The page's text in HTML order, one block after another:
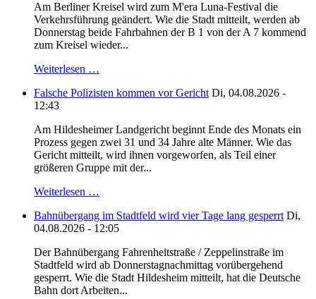
Am Berliner Kreisel wird zum M'era Luna-Festival die
Verkehrsführung geändert. Wie die Stadt mitteilt, werden ab
Donnerstag beide Fahrbahnen der B 1 von der A 7 kommend
zum Kreisel wieder...
Weiterlesen …
Falsche Polizisten kommen vor Gericht Di, 04.08.2026 -
12:43
Am Hildesheimer Landgericht beginnt Ende des Monats ein
Prozess gegen zwei 31 und 34 Jahre alte Männer. Wie das
Gericht mitteilt, wird ihnen vorgeworfen, als Teil einer
größeren Gruppe mit der...
Weiterlesen …
Bahnübergang im Stadtfeld wird vier Tage lang gesperrt Di,
04.08.2026 - 12:05
Der Bahnübergang Fahrenheitstraße / Zeppelinstraße im
Stadtfeld wird ab Donnerstagnachmittag vorübergehend
gesperrt. Wie die Stadt Hildesheim mitteilt, hat die Deutsche
Bahn dort Arbeiten...